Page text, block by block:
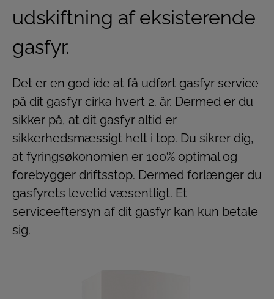
udskiftning af eksisterende
gasfyr.
Det er en god ide at få udført gasfyr service
på dit gasfyr cirka hvert 2. år. Dermed er du
sikker på, at dit gasfyr altid er
sikkerhedsmæssigt helt i top. Du sikrer dig,
at fyringsøkonomien er 100% optimal og
forebygger driftsstop. Dermed forlænger du
gasfyrets levetid væsentligt. Et
serviceeftersyn af dit gasfyr kan kun betale
sig.